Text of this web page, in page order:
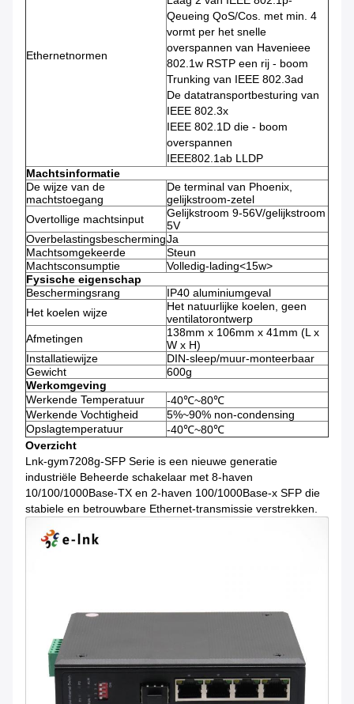
Ethernetnormen
Qeueing QoS/Cos. met min. 4
vormt per het snelle
overspannen van Havenieee
802.1w RSTP een rij - boom
Trunking van IEEE 802.3ad
De datatransportbesturing van
IEEE 802.3x
IEEE 802.1D die - boom
overspannen
IEEE802.1ab LLDP
Machtsinformatie
De wijze van de
machtstoegang
De terminal van Phoenix,
gelijkstroom-zetel
Overtollige machtsinput
Gelijkstroom 9-56V/gelijkstroom
5V
OverbelastingsbeschermingJa
Machtsomgekeerde
Steun
Machtsconsumptie
Volledig-lading<15w>
Fysische eigenschap
Beschermingsrang
IP40 aluminiumgeval
Het koelen wijze
Het natuurlijke koelen, geen
ventilatorontwerp
Afmetingen
138mm x 106mm x 41mm (L x
W x H)
Installatiewijze
DIN-sleep/muur-monteerbaar
Gewicht
600g
Werkomgeving
Werkende Temperatuur
-40℃~80℃
Werkende Vochtigheid
5%~90% non-condensing
Opslagtemperatuur
-40℃~80℃
Overzicht
Lnk-gym7208g-SFP Serie is een nieuwe generatie
industriële Beheerde schakelaar met 8-haven
10/100/1000Base-TX en 2-haven 100/1000Base-x SFP die
stabiele en betrouwbare Ethernet-transmissie verstrekken.